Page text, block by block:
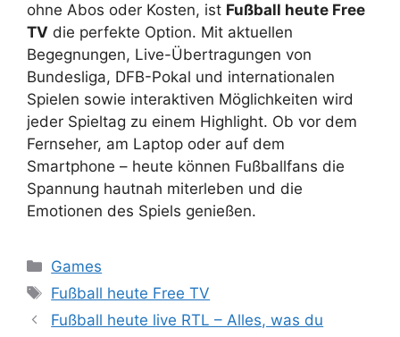
ohne Abos oder Kosten, ist Fußball heute Free
TV die perfekte Option. Mit aktuellen
Begegnungen, Live-Übertragungen von
Bundesliga, DFB-Pokal und internationalen
Spielen sowie interaktiven Möglichkeiten wird
jeder Spieltag zu einem Highlight. Ob vor dem
Fernseher, am Laptop oder auf dem
Smartphone – heute können Fußballfans die
Spannung hautnah miterleben und die
Emotionen des Spiels genießen.
Categories
Games
Tags
Fußball heute Free TV
Fußball heute live RTL – Alles, was du